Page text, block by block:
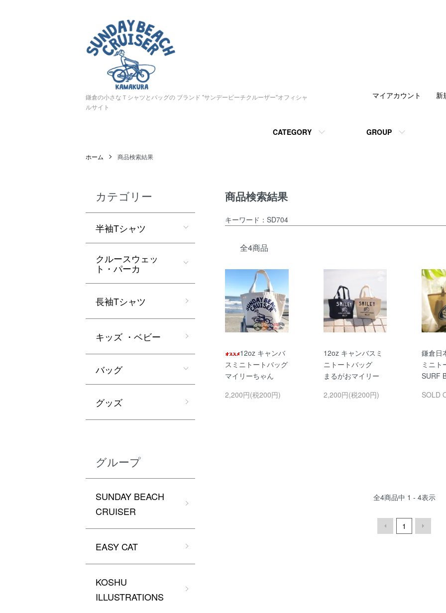
鎌倉の小さなＴシャツとバッグの ブランド "サンデービーチクルーザー"オフィシャ
ルサイト
CATEGORY GROUP
マイアカウント 新
ホーム 商品検索結果
商品検索結果
キーワード：SD704
全4商品
12oz キャンバ
スミニトートバッグ
マイリーちゃん
2,200円(税200円)
12oz キャンバスミ
ニトートバッグ
まるがおマイリー
2,200円(税200円)
鎌倉日
ミニト
SURF
SOLD
全4商品中 1 - 4表示
1
カテゴリー
半袖Tシャツ
クルースウェッ
ト・パーカ
長袖Tシャツ
キッズ ・ベビー
バッグ
グッズ
グループ
SUNDAY BEACH
CRUISER
EASY CAT
KOSHU
ILLUSTRATIONS